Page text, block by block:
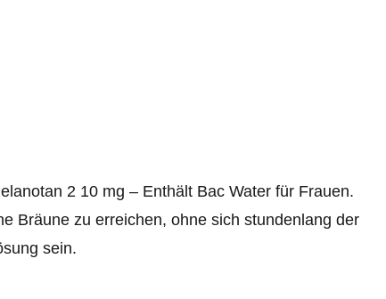
2 10 mg – Enthält Bac Water für Frauen.
Bräune zu erreichen, ohne sich stundenlang der
sein.